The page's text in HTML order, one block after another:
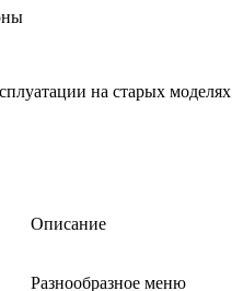
на старых моделях
Описание
Разнообразное меню